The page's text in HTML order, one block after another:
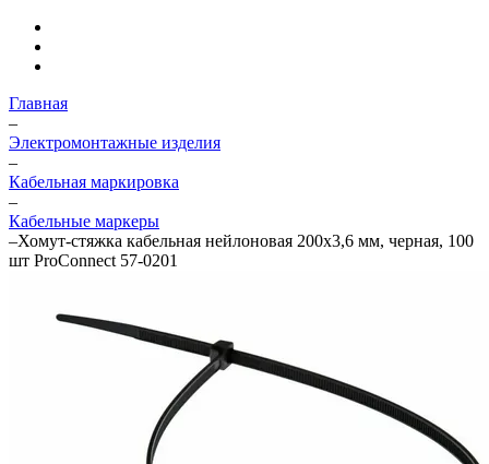
Главная
–
Электромонтажные изделия
–
Кабельная маркировка
–
Кабельные маркеры
–Хомут-стяжка кабельная нейлоновая 200x3,6 мм, черная, 100
шт ProConnect 57-0201